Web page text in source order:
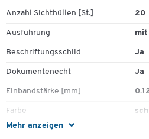
Mit transparenter Vordertasche
(20 mm Ringe)
Mehr anzeigen
Anzahl Sichthüllen [St.] 20
Ausführung mit
Beschriftungsschild Ja
Dokumentenecht Ja
Einbandstärke [mm]
Farbe
Länge [mm]